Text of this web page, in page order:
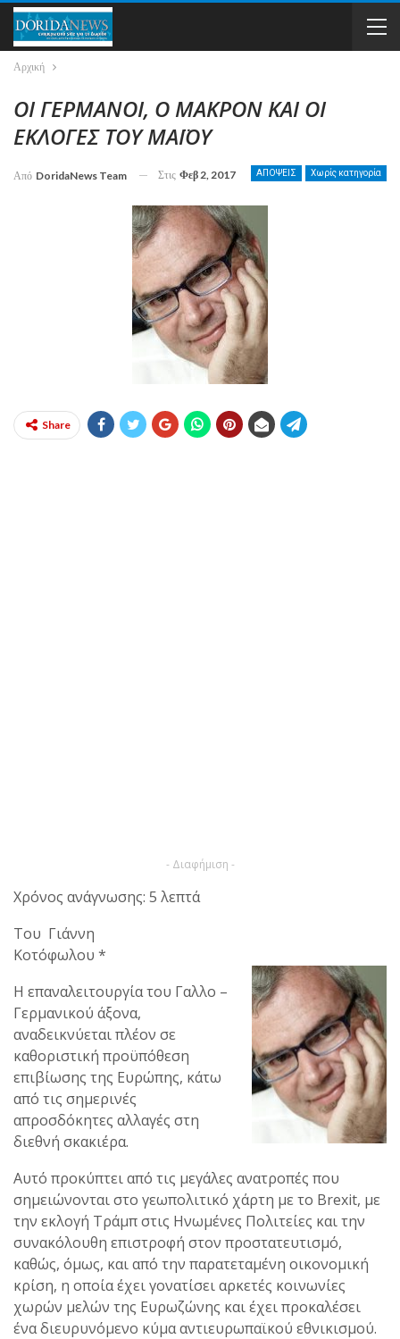
Αρχική
ΟΙ ΓΕΡΜΑΝΟΙ, Ο ΜΑΚΡΟΝ ΚΑΙ ΟΙ
ΕΚΛΟΓΕΣ ΤΟΥ ΜΑΪΟΥ
ΑΠΟΨΕΙΣ Χωρίς κατηγορία
Από DoridaNews Team Στις Φεβ 2, 2017
Share
- Διαφήμιση -
Χρόνος ανάγνωσης: 5 λεπτά
Του Γιάννη
Κοτόφωλου *
Η επαναλειτουργία του Γαλλο –
Γερμανικού άξονα,
αναδεικνύεται πλέον σε
καθοριστική προϋπόθεση
επιβίωσης της Ευρώπης, κάτω
από τις σημερινές
απροσδόκητες αλλαγές στη
διεθνή σκακιέρα.
Αυτό προκύπτει από τις μεγάλες ανατροπές που
σημειώνονται στο γεωπολιτικό χάρτη με το Brexit, με
την εκλογή Τράμπ στις Ηνωμένες Πολιτείες και την
συνακόλουθη επιστροφή στον προστατευτισμό,
καθώς, όμως, και από την παρατεταμένη οικονομική
κρίση, η οποία έχει γονατίσει αρκετές κοινωνίες
χωρών μελών της Ευρωζώνης και έχει προκαλέσει
ένα διευρυνόμενο κύμα αντιευρωπαϊκού εθνικισμού.